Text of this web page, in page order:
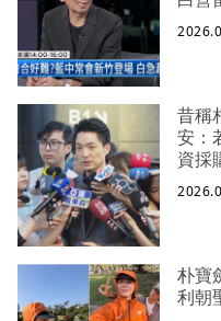
昔稱
安：
資採
朴寶
利朝